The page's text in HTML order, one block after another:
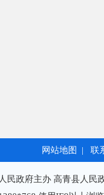
网站地图 | 联
民政府主办 高青县人民